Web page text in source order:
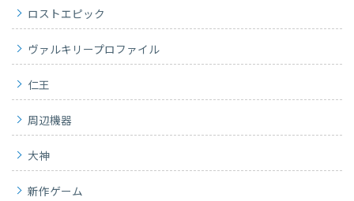
ロストエピック
ヴァルキリープロファイル
仁王
周辺機器
大神
新作ゲーム